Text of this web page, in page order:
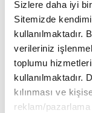
Sizlere daha iyi
Sitemizde
kullanılmaktadır.
verileriniz
toplumu
kullanılmaktadır.
kılınması ve
reklam/pazarlama